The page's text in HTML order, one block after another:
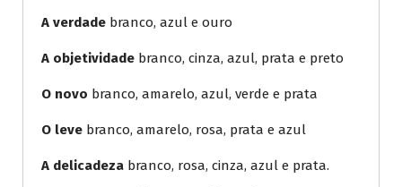
A verdade branco, azul e ouro
A objetividade branco, cinza, azul, prata e preto
O novo branco, amarelo, azul, verde e prata
O leve branco, amarelo, rosa, prata e azul
A delicadeza branco, rosa, cinza, azul e prata.